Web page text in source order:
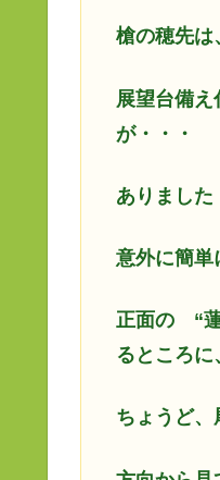
槍の穂先は
展望台備
が・・・
ありました
意外に簡単
正面の “蓮
るところ
ちょうど